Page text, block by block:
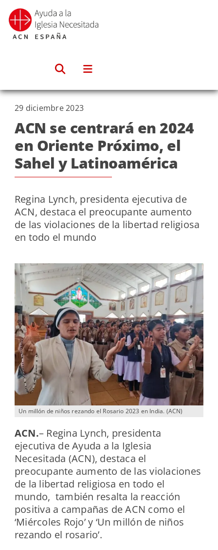
Saltar
contenido
Un millón de niños rezando el Rosario 2023 en India. (ACN)
29 diciembre 2023
ACN se centrará en 2024
en Oriente Próximo, el
Sahel y Latinoamérica
Regina Lynch, presidenta ejecutiva de
ACN, destaca el preocupante aumento
de las violaciones de la libertad religiosa
en todo el mundo
ACN.– Regina Lynch, presidenta
ejecutiva de Ayuda a la Iglesia
Necesitada (ACN), destaca el
preocupante aumento de las violaciones
de la libertad religiosa en todo el
mundo, también resalta la reacción
positiva a campañas de ACN como el
‘Miércoles Rojo’ y ‘Un millón de niños
rezando el rosario’.